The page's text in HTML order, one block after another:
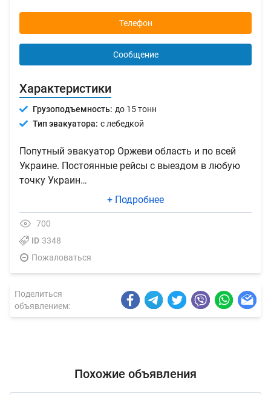
Телефон
Сообщение
Характеристики
Грузоподъемность: до 15 тонн
Тип эвакуатора: с лебедкой
Попутный эвакуатор Оржеви область и по всей
Украине. Постоянные рейсы с выездом в любую
точку Украин…
+ Подробнее
700
ID 3348
Пожаловаться
Поделиться
объявлением:
Похожие объявления